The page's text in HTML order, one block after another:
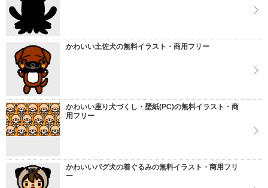
かわいい土佐犬の無料イラスト・商用フリー
かわいい座り犬づくし・壁紙(PC)の無料イラスト・商
用フリー
かわいいパグ犬の着ぐるみの無料イラスト・商用フリ
ー